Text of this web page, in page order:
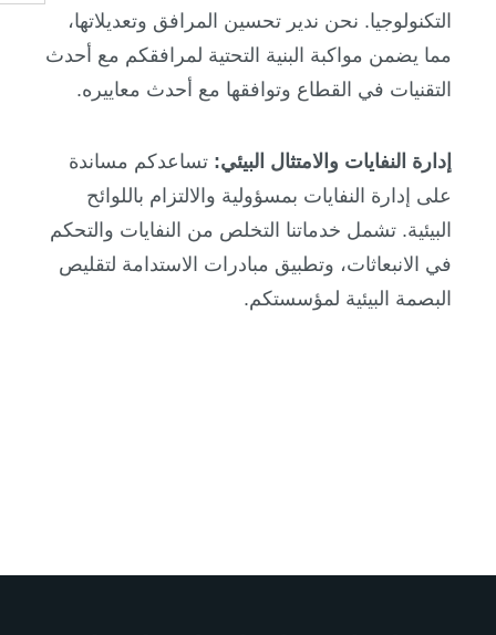
التكنولوجيا. نحن ندير تحسين المرافق وتعديلاتها،
مما يضمن مواكبة البنية التحتية لمرافقكم مع أحدث
التقنيات في القطاع وتوافقها مع أحدث معاييره.
إدارة النفايات والامتثال البيئي: تساعدكم مساندة
على إدارة النفايات بمسؤولية والالتزام باللوائح
البيئية. تشمل خدماتنا التخلص من النفايات والتحكم
في الانبعاثات، وتطبيق مبادرات الاستدامة لتقليص
البصمة البيئية لمؤسستكم.